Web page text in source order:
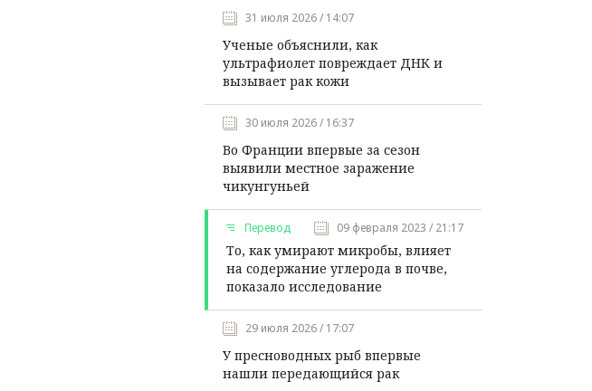
31 июля 2026 / 14:07
Ученые объяснили, как
ультрафиолет повреждает ДНК и
вызывает рак кожи
30 июля 2026 / 16:37
Во Франции впервые за сезон
выявили местное заражение
чикунгуньей
Перевод 09 февраля 2023 / 21:17
То, как умирают микробы, влияет
на содержание углерода в почве,
показало исследование
29 июля 2026 / 17:07
У пресноводных рыб впервые
нашли передающийся рак